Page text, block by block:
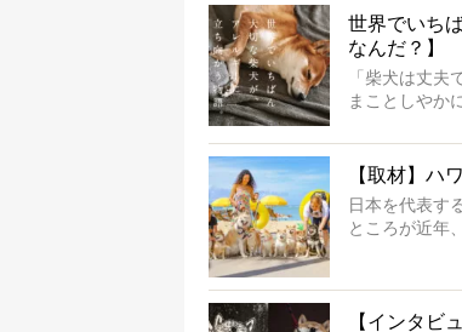
世界でいち
なんだ？】
「柴犬は丈夫
まことしやか
もちろん、
ります。
でも、いざ
ような気もす
実際に「病気
とがある。
今回は、柴
※文章はご本人の了
【取材】ハ
日本を代表す
ところが近年
つけたのは
そんな噂を聞
【インタビ